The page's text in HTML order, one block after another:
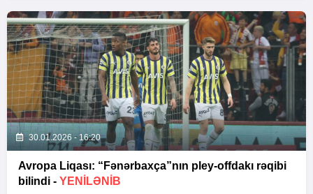
30.01.2026 - 16:20
Avropa Liqası: “Fənərbaxça”nın pley-offdakı rəqibi
bilindi - YENİLƏNİB